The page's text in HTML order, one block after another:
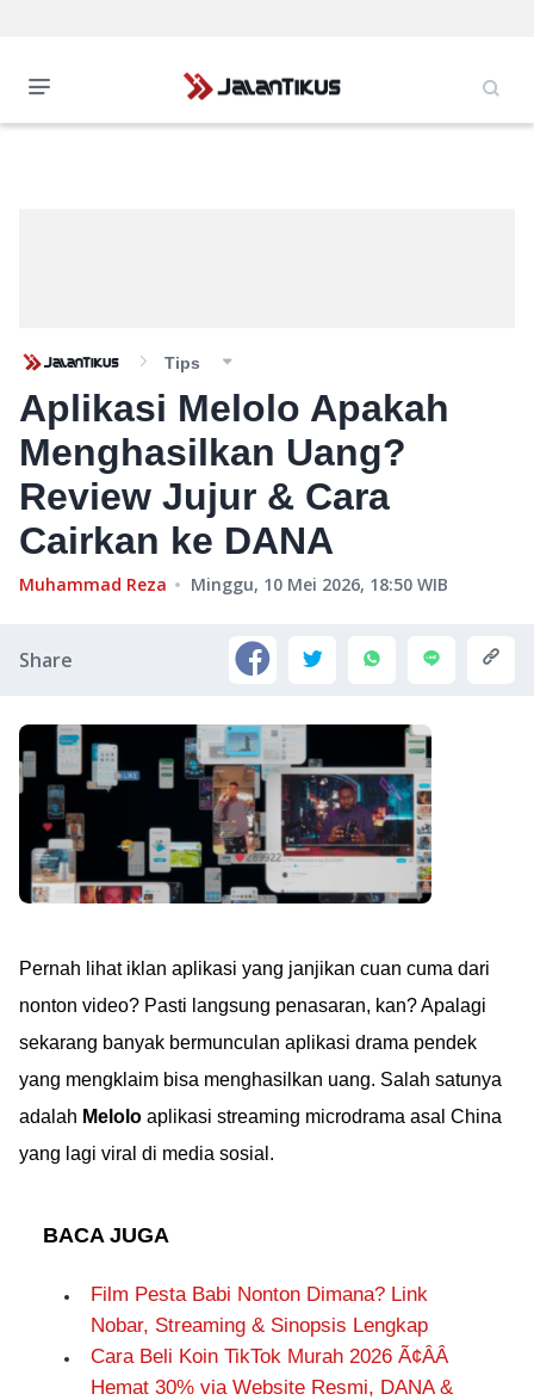
Tips
Aplikasi Melolo Apakah
Menghasilkan Uang?
Review Jujur & Cara
Cairkan ke DANA
Muhammad Reza Minggu, 10 Mei 2026, 18:50 WIB
Share
Pernah lihat iklan aplikasi yang janjikan cuan cuma dari
nonton video? Pasti langsung penasaran, kan? Apalagi
sekarang banyak bermunculan aplikasi drama pendek
yang mengklaim bisa menghasilkan uang. Salah satunya
adalah Melolo aplikasi streaming microdrama asal China
yang lagi viral di media sosial.
BACA JUGA
Film Pesta Babi Nonton Dimana? Link
Nobar, Streaming & Sinopsis Lengkap
Cara Beli Koin TikTok Murah 2026 Ã¢ÂÂ
Hemat 30% via Website Resmi, DANA &